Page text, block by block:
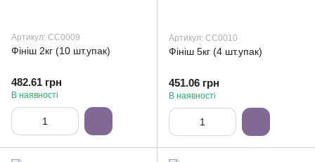
Артикул: СС0009
Фініш 2кг (10 шт.упак)
482.61 грн
В наявності
Артикул: СС0010
Фініш 5кг (4 шт.упак)
451.06 грн
В наявності